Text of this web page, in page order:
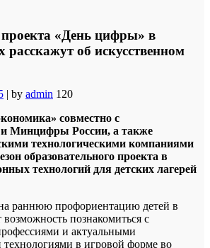
проекта «День цифры» в
расскажут об искусственном
| by admin 120
совместно с
Минцифры России, а также
технологическими компаниями
образовательного проекта в
технологий для детских лагерей
раннюю профориентацию детей в
возможность познакомиться с
и актуальными
в игровой форме во